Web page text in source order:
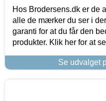
Hos Brodersens.dk er de
alle de mærker du ser i
garanti for at du får den
produkter. Klik her for at
Se udvalget